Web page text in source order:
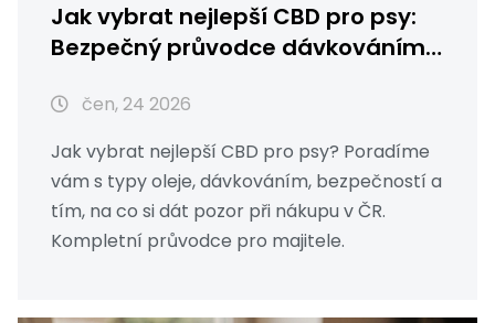
Jak vybrat nejlepší CBD pro psy:
Bezpečný průvodce dávkováním
čen, 24 2026
Jak vybrat nejlepší CBD pro psy? Poradíme
vám s typy oleje, dávkováním, bezpečností a
tím, na co si dát pozor při nákupu v ČR.
Kompletní průvodce pro majitele.